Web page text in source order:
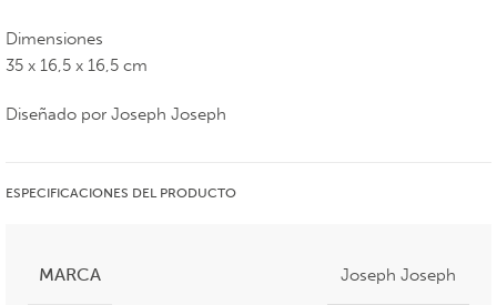
Dimensiones
35 x 16,5 x 16,5 cm
Diseñado por Joseph Joseph
ESPECIFICACIONES DEL PRODUCTO
MARCA Joseph Joseph